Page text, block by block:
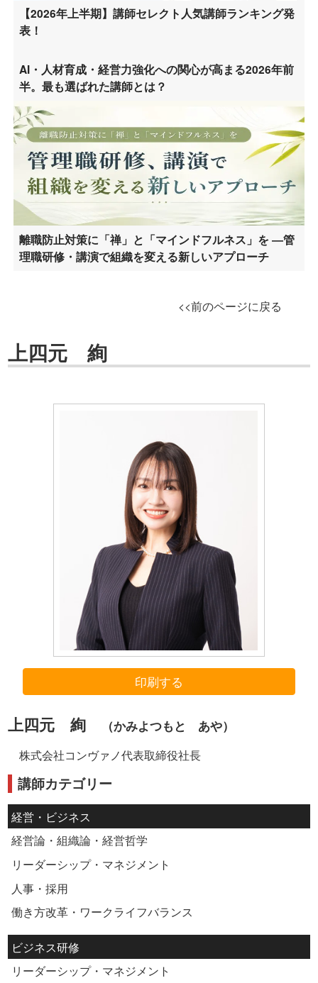
【2026年上半期】講師セレクト人気講師ランキング発
表！
AI・人材育成・経営力強化への関心が高まる2026年前
半。最も選ばれた講師とは？
離職防止対策に「禅」と「マインドフルネス」を ―管
理職研修・講演で組織を変える新しいアプローチ
<<前のページに戻る
上四元 絢
印刷する
上四元 絢 （かみよつもと あや）
株式会社コンヴァノ代表取締役社長
講師カテゴリー
経営・ビジネス
経営論・組織論・経営哲学
リーダーシップ・マネジメント
人事・採用
働き方改革・ワークライフバランス
ビジネス研修
リーダーシップ・マネジメント